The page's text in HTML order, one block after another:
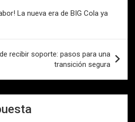
La nueva era de BIG Cola ya
recibir soporte: pasos para una
transición segura